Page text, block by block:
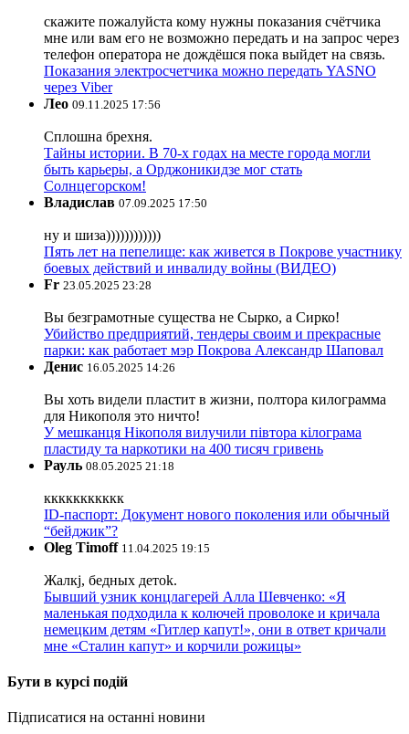
скажите пожалуйста кому нужны показания счётчика
мне или вам его не возможно передать и на запрос через
телефон оператора не дождёшся пока выйдет на связь.
Показания электросчетчика можно передать YASNO
через Viber
Лео 09.11.2025 17:56
Сплошна брехня.
Тайны истории. В 70-х годах на месте города могли
быть карьеры, а Орджоникидзе мог стать
Солнцегорском!
Владислав 07.09.2025 17:50
ну и шиза))))))))))))
Пять лет на пепелище: как живется в Покрове участнику
боевых действий и инвалиду войны (ВИДЕО)
Fr 23.05.2025 23:28
Вы безграмотные существа не Сырко, а Сирко!
Убийство предприятий, тендеры своим и прекрасные
парки: как работает мэр Покрова Александр Шаповал
Денис 16.05.2025 14:26
Вы хоть видели пластит в жизни, полтора килограмма
для Никополя это ничто!
У мешканця Нікополя вилучили півтора кілограма
пластиду та наркотики на 400 тисяч гривень
Рауль 08.05.2025 21:18
ккккккккккк
ID-паспорт: Документ нового поколения или обычный
“бейджик”?
Oleg Timoff 11.04.2025 19:15
Жалкj, бедных детok.
Бывший узник концлагерей Алла Шевченко: «Я
маленькая подходила к колючей проволоке и кричала
немецким детям «Гитлер капут!», они в ответ кричали
мне «Сталин капут» и корчили рожицы»
Бути в курсі подій
Підписатися на останні новини